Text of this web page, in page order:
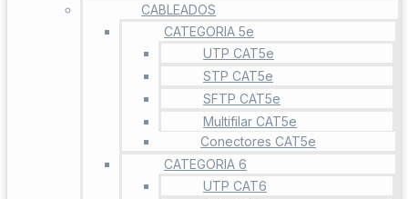
CABLEADOS
CATEGORIA 5e
UTP CAT5e
STP CAT5e
SFTP CAT5e
Multifilar CAT5e
Conectores CAT5e
CATEGORIA 6
UTP CAT6